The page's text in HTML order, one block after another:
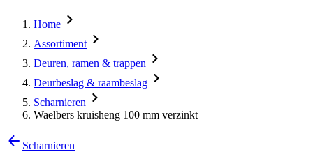
Home
Assortiment
Deuren, ramen & trappen
Deurbeslag & raambeslag
Scharnieren
Waelbers kruisheng 100 mm verzinkt
Scharnieren